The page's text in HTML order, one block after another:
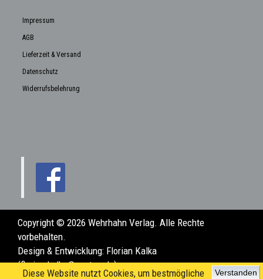
Diese Website nutzt Cookies, um bestmögliche
Verstanden
Impressum
AGB
Lieferzeit & Versand
Datenschutz
Widerrufsbelehrung
Copyright © 2026 Wehrhahn Verlag. Alle Rechte
vorbehalten.
Design & Entwicklung: Florian Kalka
(florian.kalka@posteo.de)